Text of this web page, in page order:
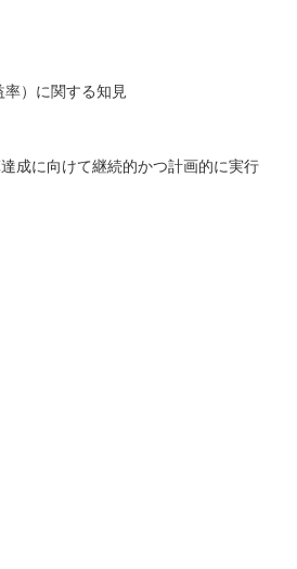
率）に関する知見
成に向けて継続的かつ計画的に実行